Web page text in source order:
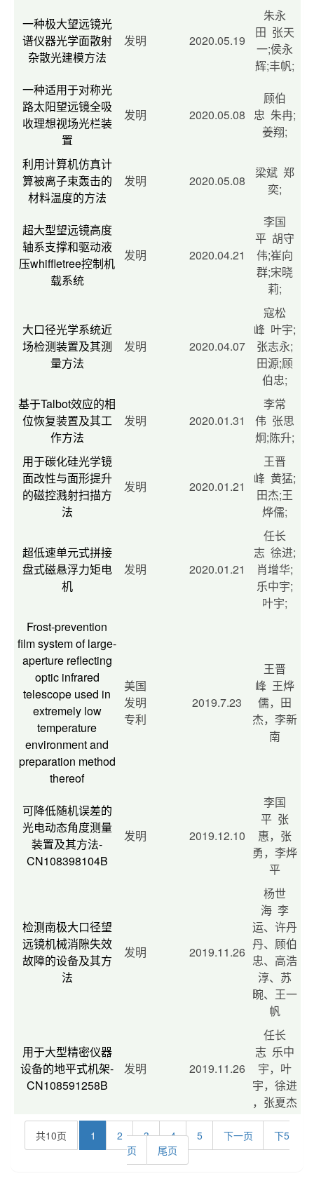
一种极大望远镜光
谱仪器光学面散射
杂散光建模方法
发明 2020.05.19
朱永
田 张天
一;侯永
辉;丰帆;
一种适用于对称光
路太阳望远镜全吸
收理想视场光栏装
置
发明 2020.05.08
顾伯
忠 朱冉;
姜翔;
利用计算机仿真计
算被离子束轰击的
材料温度的方法
发明 2020.05.08
梁斌 郑
奕;
超大型望远镜高度
轴系支撑和驱动液
压whiffletree控制机
载系统
发明 2020.04.21
李国
平 胡守
伟;崔向
群;宋晓
莉;
大口径光学系统近
场检测装置及其测
量方法
发明 2020.04.07
寇松
峰 叶宇;
张志永;
田源;顾
伯忠;
基于Talbot效应的相
位恢复装置及其工
作方法
发明 2020.01.31
李常
伟 张思
炯;陈升;
用于碳化硅光学镜
面改性与面形提升
的磁控溅射扫描方
法
发明 2020.01.21
王晋
峰 黄猛;
田杰;王
烨儒;
超低速单元式拼接
盘式磁悬浮力矩电
机
发明 2020.01.21
任长
志 徐进;
肖增华;
乐中宇;
叶宇;
Frost-prevention
film system of large-
aperture reflecting
optic infrared
telescope used in
extremely low
temperature
environment and
preparation method
thereof
美国
发明
专利
2019.7.23
王晋
峰 王烨
儒，田
杰，李新
南
可降低随机误差的
光电动态角度测量
装置及其方法-
CN108398104B
发明 2019.12.10
李国
平 张
惠，张
勇，李烨
平
检测南极大口径望
远镜机械消隙失效
故障的设备及其方
法
发明 2019.11.26
杨世
海 李
运、许丹
丹、顾伯
忠、高浩
淳、苏
畹、王一
帆
用于大型精密仪器
设备的地平式机架-
CN108591258B
发明 2019.11.26
任长
志 乐中
宇，叶
宇，徐进
，张夏杰
共10页 1 2 3 4 5 下一页
下5
页
尾页